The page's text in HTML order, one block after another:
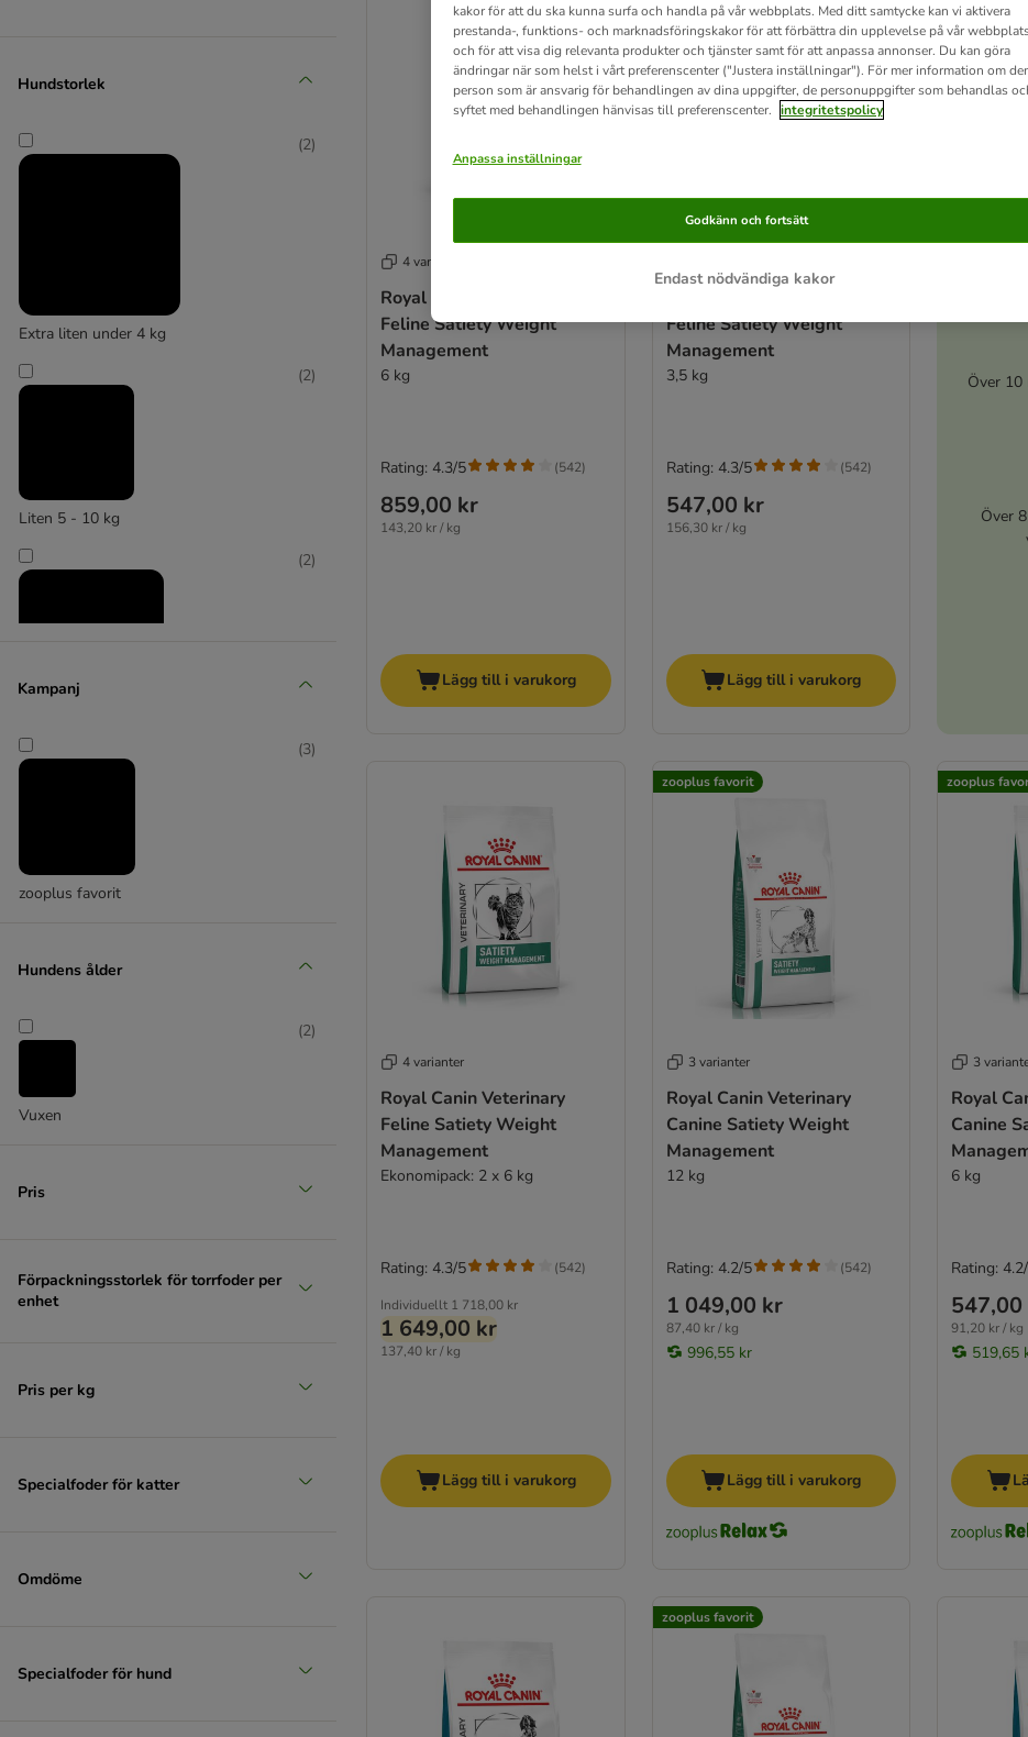
Hundstorlek
Extra liten under 4 kg
(2)
Liten 5 - 10 kg
(2)
Medium 11 - 25 kg
(2)
(2)
Kampanj
zooplus favorit
(3)
Hundens ålder
Vuxen
(2)
Pris
Förpackningsstorlek för torrfoder per
enhet
Pris per kg
Specialfoder för katter
Omdöme
Specialfoder för hund
4 varianter
Royal Canin Veterinary
Feline Satiety Weight
Management
6 kg
859,00 kr
143,20 kr / kg
Rating: 4.3/5 (542)
Lägg till i varukorg
Feline Satiety Weight
Management
3,5 kg
547,00 kr
156,30 kr / kg
Rating: 4.3/5 (542)
Lägg till i varukorg
Över
Över
4 varianter
Royal Canin Veterinary
Feline Satiety Weight
Management
Ekonomipack: 2 x 6 kg
Individuellt 1 718,00 kr
1 649,00 kr
137,40 kr / kg
Rating: 4.3/5 (542)
Lägg till i varukorg
zooplus favorit
3 varianter
Royal Canin Veterinary
Canine Satiety Weight
Management
12 kg
1 049,00 kr
87,40 kr / kg
996,55 kr
Rating: 4.2/5 (542)
Lägg till i varukorg
zooplus
3
Royal
Canine
6 kg
91,20 kr / kg
519,65
Rating:
zooplus favorit
kakor för att du ska kunna surfa och handla på vår webbplats. Med ditt samtycke kan vi aktivera
prestanda-, funktions- och marknadsföringskakor för att förbättra din upplevelse på vår
och för att visa dig relevanta produkter och tjänster samt för att anpassa annonser. Du kan göra
ändringar när som helst i vårt preferenscenter ("Justera inställningar"). För mer information om
person som är ansvarig för behandlingen av dina uppgifter, de personuppgifter som behandlas
syftet med behandlingen hänvisas till preferenscenter. integritetspolicy
Anpassa inställningar
Endast nödvändiga kakor
Godkänn och fortsätt